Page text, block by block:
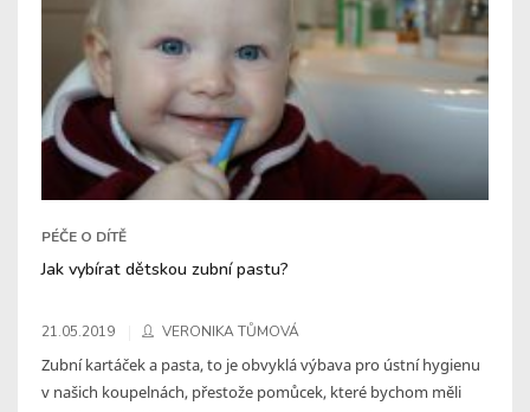
PÉČE O DÍTĚ
Jak vybírat dětskou zubní pastu?
21.05.2019 VERONIKA TŮMOVÁ
Zubní kartáček a pasta, to je obvyklá výbava pro ústní hygienu
v našich koupelnách, přestože pomůcek, které bychom měli